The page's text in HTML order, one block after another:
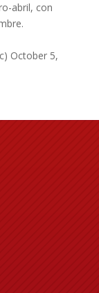
abril, con
October 5,